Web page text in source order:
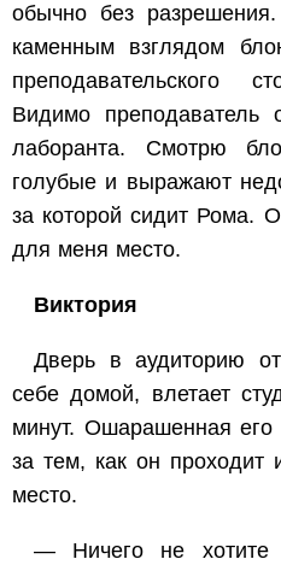
обычно без
каменным взглядом
преподавательского
Видимо преподаватель
лаборанта. Смотрю
голубые и выражают
за которой сидит Рома.
для меня место.
Виктория
Дверь в аудиторию
себе домой, влетает
минут. Ошарашенная
за тем, как он проходит
место.
— Ничего не хотите